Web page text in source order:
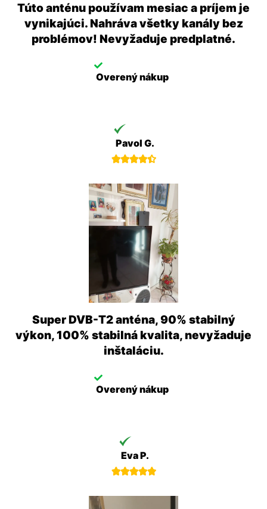
Túto anténu používam mesiac a príjem je
vynikajúci. Nahráva všetky kanály bez
problémov! Nevyžaduje predplatné.
Overený nákup
Pavol G.

Super DVB-T2 anténa, 90% stabilný
výkon, 100% stabilná kvalita, nevyžaduje
inštaláciu.
Overený nákup
Eva P.
